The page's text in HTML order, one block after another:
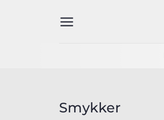
Smykker